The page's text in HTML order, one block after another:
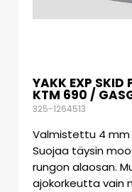
YAKK EXP SKID
KTM 690 /
325-1264513
Valmistettu 4 mm
Suojaa täysin
rungon alaosan.
ajokorkeutta vain